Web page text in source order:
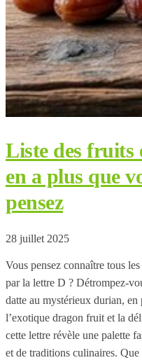
Liste des fruits
en a plus que
pensez
28 juillet 2025
Vous pensez connaître tous
par la lettre D ? Détrompez-
datte au mystérieux durian, en
l’exotique dragon fruit et la
cette lettre révèle une palette
et de traditions culinaires. Que